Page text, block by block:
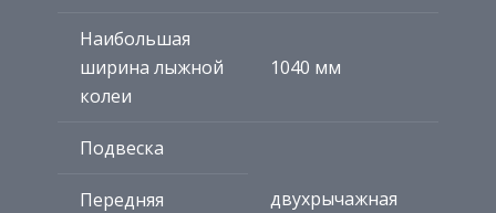
Наибольшая
ширина лыжной
колеи
1040 мм
Подвеска
Передняя
двухрычажная